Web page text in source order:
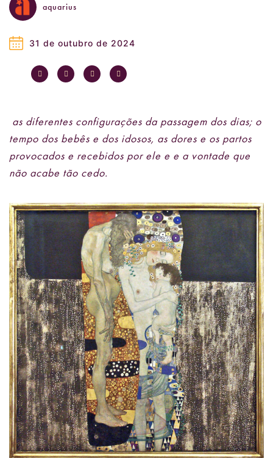
aquarius
31 de outubro de 2024
as diferentes configurações da passagem dos dias; o
tempo dos bebês e dos idosos, as dores e os partos
provocados e recebidos por ele e e a vontade que
não acabe tão cedo.